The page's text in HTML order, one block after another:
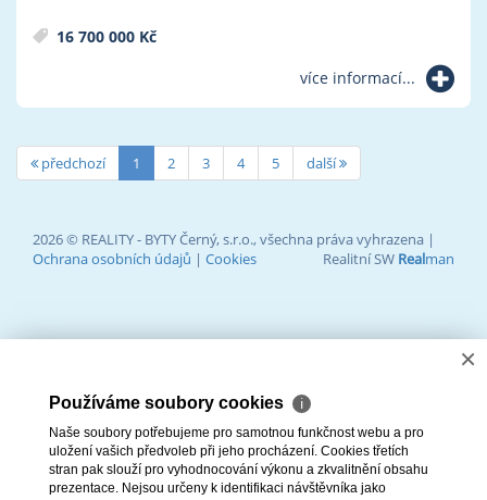
16 700 000 Kč
více informací...
předchozí 1 2 3 4 5 další
2026 © REALITY - BYTY Černý, s.r.o., všechna práva vyhrazena |
Ochrana osobních údajů | Cookies Realitní SW Realman
×
Používáme soubory cookies ℹ
Naše soubory potřebujeme pro samotnou funkčnost webu a pro
uložení vašich předvoleb při jeho procházení. Cookies třetích
stran pak slouží pro vyhodnocování výkonu a zkvalitnění obsahu
prezentace. Nejsou určeny k identifikaci návštěvníka jako